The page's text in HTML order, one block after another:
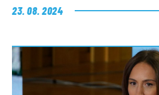
23. 08. 2024